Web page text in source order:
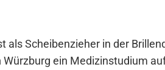
als Schei­ben­zie­her in der
Würz­burg ein Medi­zin­stu­di­um